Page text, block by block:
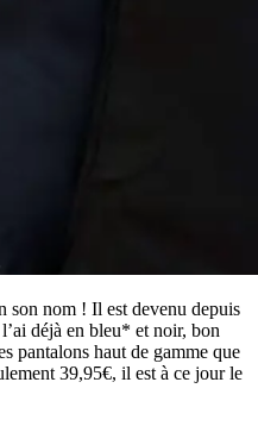
son nom ! Il est devenu depuis
déjà en bleu* et noir, bon
pantalons haut de gamme que
39,95€, il est à ce jour le